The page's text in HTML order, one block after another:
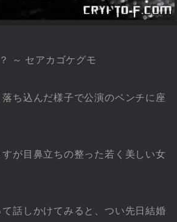
～ セアカゴケグモ
ち込んだ様子で公演のベンチに座
が目鼻立ちの整った若く美しい女
話しかけてみると、つい先日結婚